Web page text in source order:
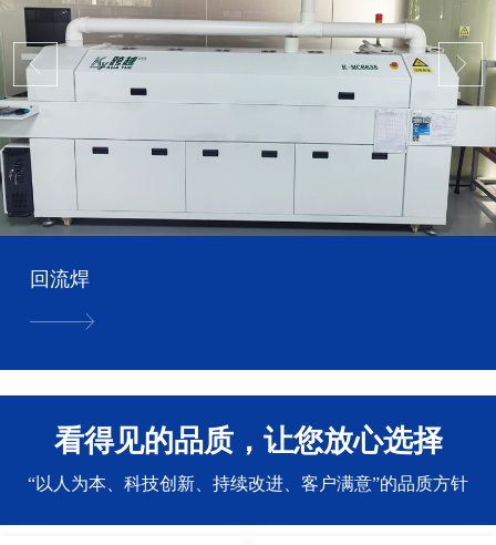
回流焊
看得见的品质，让您放心选择
“以人为本、科技创新、持续改进、客户满意”的品质方针